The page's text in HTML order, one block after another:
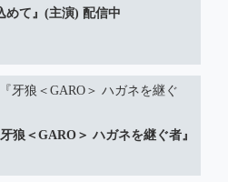
めて』(主演) 配信中
狼＜GARO＞ ハガネを継ぐ者』